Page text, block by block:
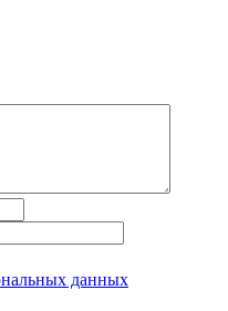
данных